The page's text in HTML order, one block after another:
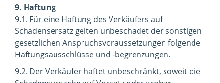
9. Haftung
9.1. Für eine Haftung des Verkäufers auf
Schadensersatz gelten unbeschadet der sonstigen
gesetzlichen Anspruchsvoraussetzungen folgende
Haftungsausschlüsse und -begrenzungen.
9.2. Der Verkäufer haftet unbeschränkt, soweit die